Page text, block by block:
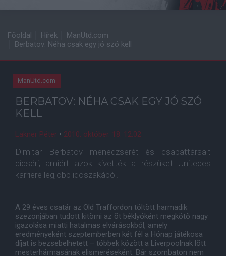
Főoldal Hírek
ManUtd.com
Berbatov: Néha csak egy jó szó kell
ManUtd.com
BERBATOV: NÉHA CSAK EGY JÓ SZÓ
KELL
Lakner Péter • 2010. október. 18. 12:02
Dimitar Berbatov menedzserét és csapattársait
dicséri, amiért azok kivették a részüket Unitedes
karriere legjobb idõszakából.
A 29 éves csatár az Old Traffordon töltött harmadik
szezonjában tudott kitörni az õt béklyóként megkötõ nagy
igazolása miatti hatalmas elvárásokból, amely
eredményeként szeptemberben két fél a Hónap játékosa
díjat is bezsebelhetett – többek között a Liverpoolnak lõtt
mesterhármasának elismeréseként. Bár szombaton nem